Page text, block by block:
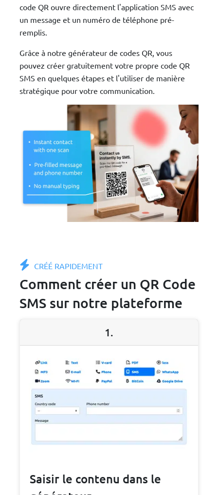
code QR ouvre directement l'application SMS avec
un message et un numéro de téléphone pré-
remplis.
Grâce à notre générateur de codes QR, vous
pouvez créer gratuitement votre propre code QR
SMS en quelques étapes et l'utiliser de manière
stratégique pour votre communication.
CRÉÉ RAPIDEMENT
Comment créer un QR Code
SMS sur notre plateforme
1.
Saisir le contenu dans le